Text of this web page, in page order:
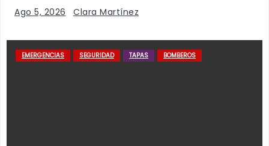
Ago 5, 2026 Clara Martínez
EMERGENCIAS SEGURIDAD TAPAS BOMBEROS